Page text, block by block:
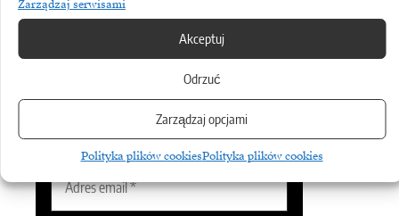
Zarządzaj serwisami
Akceptuj
Odrzuć
Zarządzaj opcjami
Polityka plików cookiesPolityka plików cookies
Dołącz do najlepszego biuletynu w
branży ICT!